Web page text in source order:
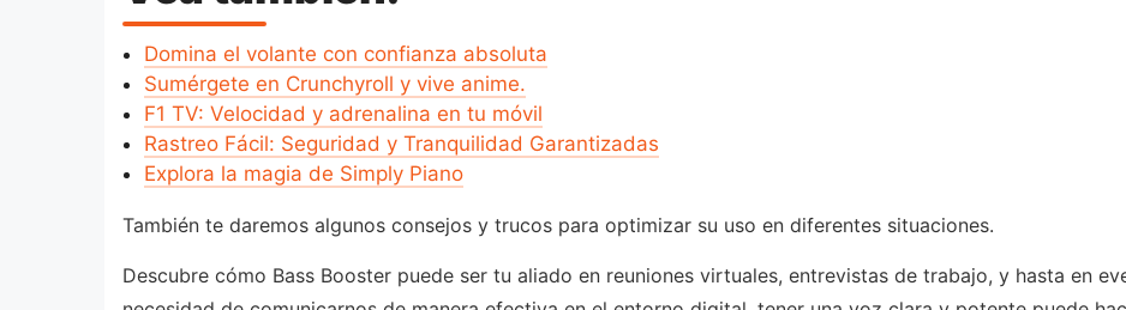
Domina el volante con confianza absoluta
Sumérgete en Crunchyroll y vive anime.
F1 TV: Velocidad y adrenalina en tu móvil
Rastreo Fácil: Seguridad y Tranquilidad Garantizadas
Explora la magia de Simply Piano
También te daremos algunos consejos y trucos para optimizar su uso en diferentes situaciones.
Descubre cómo Bass Booster puede ser tu aliado en reuniones virtuales, entrevistas de trabajo, y hasta en